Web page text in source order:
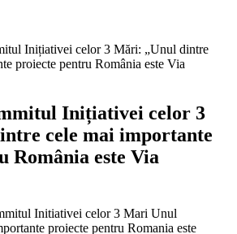
Inițiativei celor 3 Mări: „Unul dintre
proiecte pentru România este Via
Inițiativei celor 3
cele mai importante
România este Via